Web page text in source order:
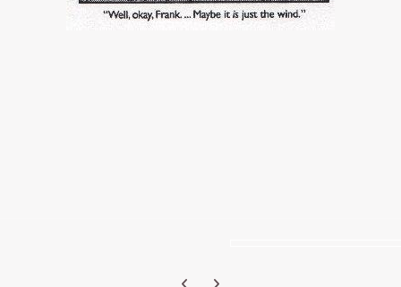
Previous carousel slide
Next carousel slide